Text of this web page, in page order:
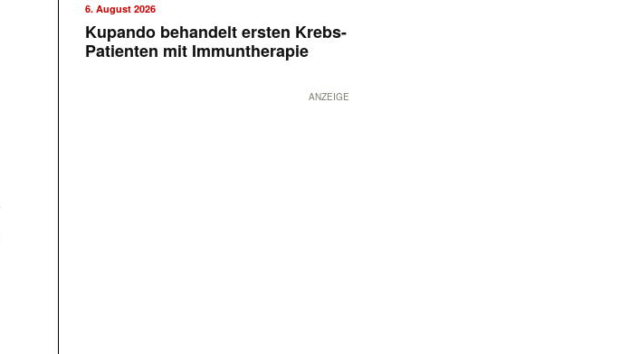
6. August 2026
Kupando behandelt ersten Krebs-
Patienten mit Immuntherapie
ANZEIGE